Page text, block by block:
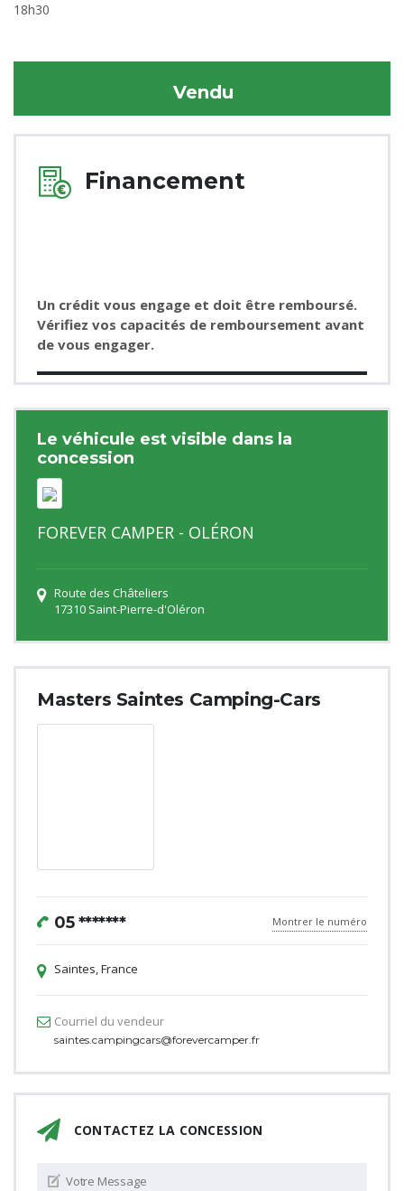
18h30
Vendu
Financement
Un crédit vous engage et doit être remboursé.
Vérifiez vos capacités de remboursement avant
de vous engager.
Le véhicule est visible dans la
concession
FOREVER CAMPER - OLÉRON
Route des Châteliers
17310 Saint-Pierre-d'Oléron
Masters Saintes Camping-Cars
05 ******* Montrer le numéro
Saintes, France
Courriel du vendeur
saintes.campingcars@forevercamper.fr
CONTACTEZ LA CONCESSION